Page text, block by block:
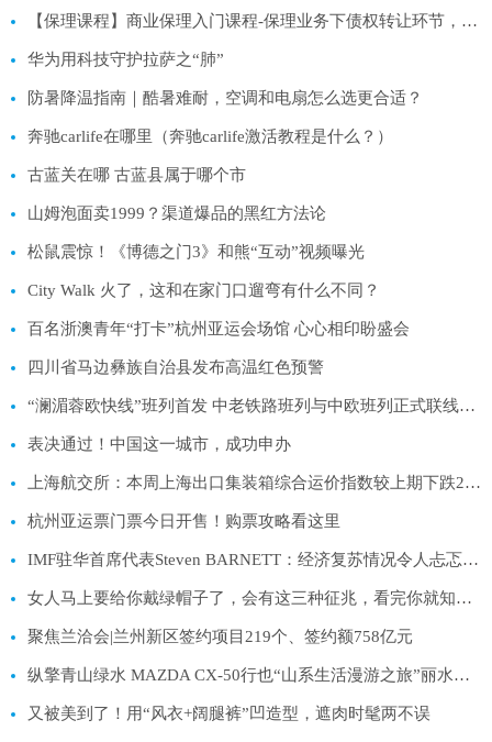
【保理课程】商业保理入门课程-保理业务下债权转让环节，如何做到有效通知债务人
华为用科技守护拉萨之“肺”
防暑降温指南｜酷暑难耐，空调和电扇怎么选更合适？
奔驰carlife在哪里（奔驰carlife激活教程是什么？）
古蓝关在哪 古蓝县属于哪个市
山姆泡面卖1999？渠道爆品的黑红方法论
松鼠震惊！《博德之门3》和熊“互动”视频曝光
City Walk 火了，这和在家门口遛弯有什么不同？
百名浙澳青年“打卡”杭州亚运会场馆 心心相印盼盛会
四川省马边彝族自治县发布高温红色预警
“澜湄蓉欧快线”班列首发 中老铁路班列与中欧班列正式联线贯通
表决通过！中国这一城市，成功申办
上海航交所：本周上海出口集装箱综合运价指数较上期下跌2.3%
杭州亚运票门票今日开售！购票攻略看这里
IMF驻华首席代表Steven BARNETT：经济复苏情况令人忐忑 增长太低通胀太高
女人马上要给你戴绿帽子了，会有这三种征兆，看完你就知道了
聚焦兰洽会|兰州新区签约项目219个、签约额758亿元
纵擎青山绿水 MAZDA CX-50行也“山系生活漫游之旅”丽水站丽日启程
又被美到了！用“风衣+阔腿裤”凹造型，遮肉时髦两不误